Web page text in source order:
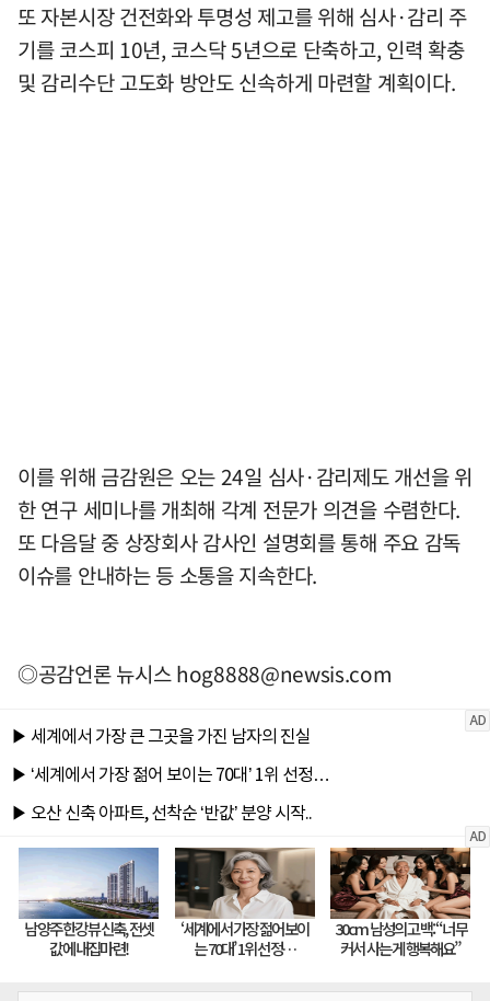
또 자본시장 건전화와 투명성 제고를 위해 심사·감리 주
기를 코스피 10년, 코스닥 5년으로 단축하고, 인력 확충
및 감리수단 고도화 방안도 신속하게 마련할 계획이다.
이를 위해 금감원은 오는 24일 심사·감리제도 개선을 위
한 연구 세미나를 개최해 각계 전문가 의견을 수렴한다.
또 다음달 중 상장회사 감사인 설명회를 통해 주요 감독
이슈를 안내하는 등 소통을 지속한다.
◎공감언론 뉴시스hog8888@newsis.com